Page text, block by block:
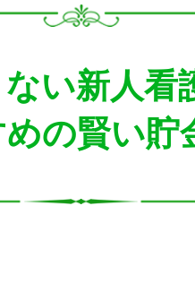
い新人看
の賢い貯